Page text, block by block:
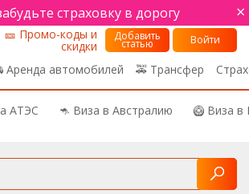
страховку в дорогу ×
Аренда автомобилей 🚕 Трансфер
🎫 Промо-коды и
скидки
Добавить
статью Войти
АТЭС 🦘 Виза в Австралию 🥝 Виза